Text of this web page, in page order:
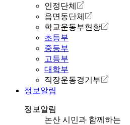
인정단체
읍면동단체
학교운동부현황
초등부
중등부
고등부
대학부
직장운동경기부
정보알림
정보알림
논산 시민과 함께하는